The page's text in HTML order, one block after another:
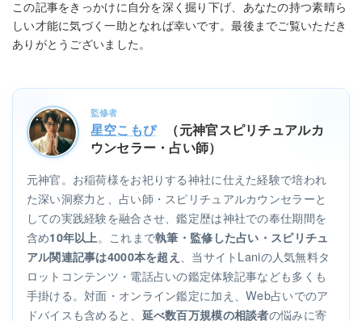
この記事をきっかけに自分を深く掘り下げ、あなたの持つ素晴ら
しい才能に気づく一助となれば幸いです。最後までご覧いただき
ありがとうございました。
監修者
星空こもぴ
（元神官スピリチュアルカ
ウンセラー・占い師）
元神官。お稲荷様をお祀りする神社に仕えた経験で培われ
た深い洞察力と、占い師・スピリチュアルカウンセラーと
しての実践経験を融合させ、鑑定歴は神社での奉仕期間を
含め10年以上。これまで執筆・監修した占い・スピリチュ
アル関連記事は4000本を超え 、当サイトLaniの人気無料タ
ロットコンテンツ・電話占いの鑑定体験記事なども多くも
手掛ける。対面・オンライン鑑定に加え、Web占いでのア
ドバイスも含めると、 延べ数百万規模の相談者の悩みに寄